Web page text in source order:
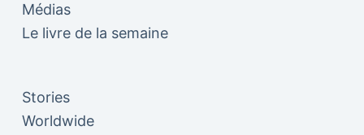
Médias
Le livre de la semaine
Stories
Worldwide